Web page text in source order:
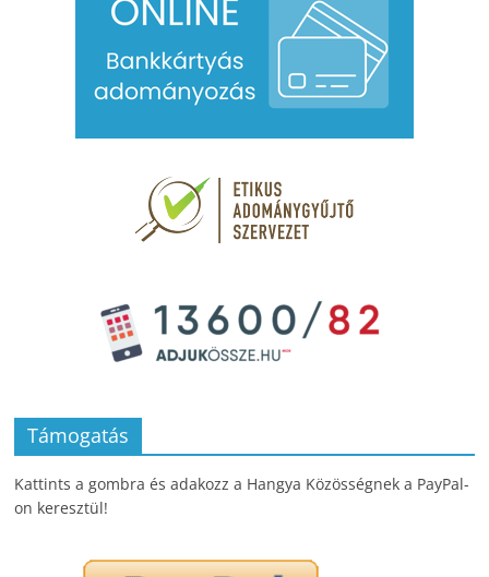
Támogatás
Kattints a gombra és adakozz a Hangya Közösségnek a PayPal-
on keresztül!